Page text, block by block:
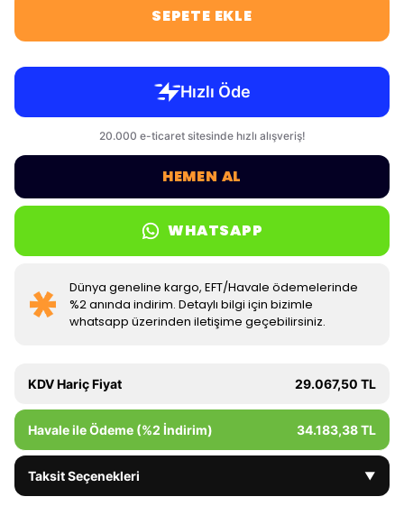
SEPETE EKLE
HEMEN AL
WHATSAPP
Dünya geneline kargo, EFT/Havale ödemelerinde
%2 anında indirim. Detaylı bilgi için bizimle
whatsapp üzerinden iletişime geçebilirsiniz.
KDV Hariç Fiyat 29.067,50 TL
Havale ile Ödeme (%2 İndirim) 34.183,38 TL
Taksit Seçenekleri ▼